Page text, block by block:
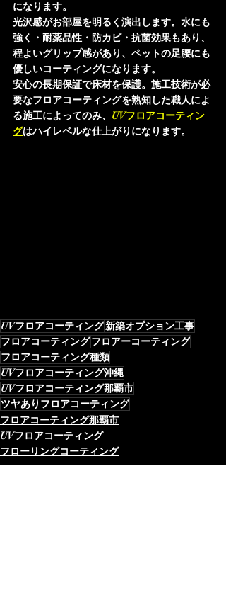
になります。
光沢感がお部屋を明るく演出します。水にも
強く・耐薬品性・防カビ・抗菌効果もあり、
程よいグリップ感があり、ペットの足腰にも
優しいコーティングになります。
安心の長期保証で床材を保護。施工技術が必
要なフロアコーティングを熟知した職人によ
る施工によってのみ、 UVフロアコーティン
グはハイレベルな仕上がりになります。
UVフロアコーティング新築オプション工事
フロアコーティングフロアーコーティング
フロアコーティング種類
UVフロアコーティング沖縄
UVフロアコーティング那覇市
ツヤありフロアコーティング
フロアコーティング那覇市
UVフロアコーティング
フローリングコーティング